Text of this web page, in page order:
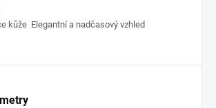
kůže Elegantní a nadčasový vzhled